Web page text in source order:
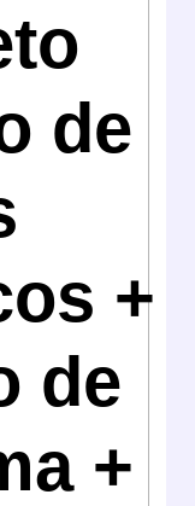
de
+
de
+